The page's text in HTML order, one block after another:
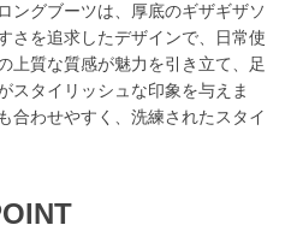
ングブーツは、厚底のギザギザソ
さを追求したデザインで、日常使
上質な質感が魅力を引き立て、足
スタイリッシュな印象を与えま
合わせやすく、洗練されたスタイ